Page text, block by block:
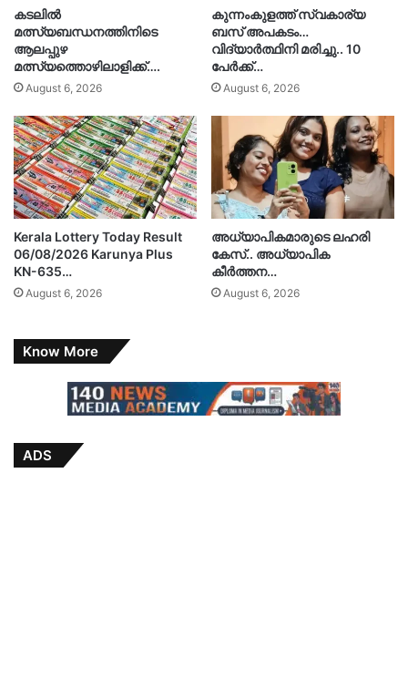
കടലിൽ
മത്സ്യബന്ധനത്തിനിടെ
ആലപ്പുഴ
മത്സ്യത്തൊഴിലാളിക്ക്….
August 6, 2026
കുന്നംകുളത്ത് സ്വകാര്യ
ബസ് അപകടം…
വിദ്യാർത്ഥിനി മരിച്ചു.. 10
പേർക്ക്…
August 6, 2026
Kerala Lottery Today Result
06/08/2026 Karunya Plus
KN-635…
August 6, 2026
അധ്യാപികമാരുടെ ലഹരി
കേസ്.. അധ്യാപിക
കീർത്തന…
August 6, 2026
Know More
ADS